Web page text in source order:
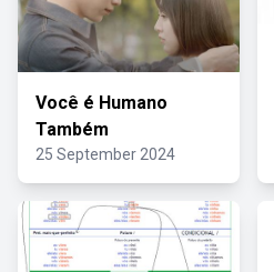
Você é Humano
Também
25 September 2024